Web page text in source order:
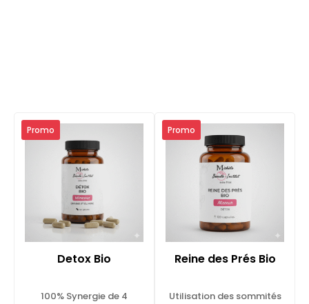
Promo
Detox Bio
100% Synergie de 4
Promo
Reine des Prés Bio
Utilisation des sommités